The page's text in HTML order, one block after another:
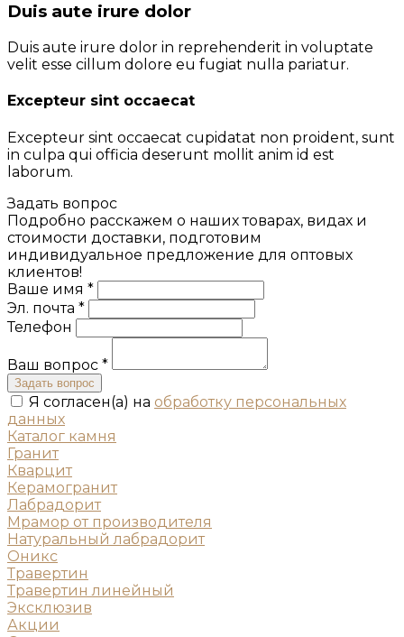
Duis aute irure dolor
Duis aute irure dolor in reprehenderit in voluptate
velit esse cillum dolore eu fugiat nulla pariatur.
Excepteur sint occaecat
Excepteur sint occaecat cupidatat non proident, sunt
in culpa qui officia deserunt mollit anim id est
laborum.
Задать вопрос
Подробно расскажем о наших товарах, видах и
стоимости доставки, подготовим
индивидуальное предложение для оптовых
клиентов!
Ваше имя *
Эл. почта *
Телефон
Ваш вопрос *
Задать вопрос
Я согласен(а) на обработку персональных
данных
Каталог камня
Гранит
Кварцит
Керамогранит
Лабрадорит
Мрамор от производителя
Натуральный лабрадорит
Оникс
Травертин
Травертин линейный
Эксклюзив
Акции